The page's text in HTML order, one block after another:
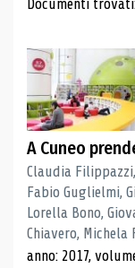
Documenti
A Cuneo
Claudia
Fabio Guglielmi,
Lorella Bono,
Chiavero, Michela
anno: 2017,